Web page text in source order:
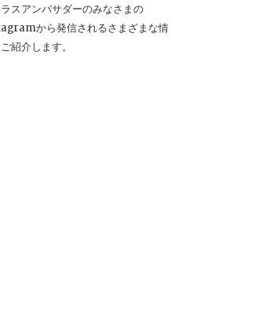
スアンバサダーのみなさまの
から発信されるさまざまな情
紹介します。